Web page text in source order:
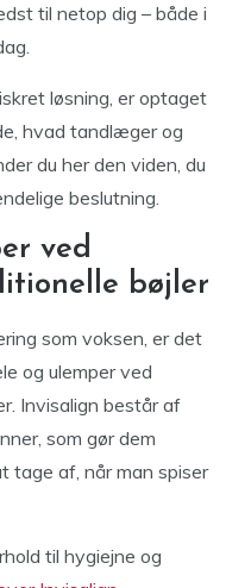
til netop dig – både i
løsning, er optaget
hvad tandlæger og
du her den viden, du
beslutning.
ved
bøjler
som voksen, er det
og ulemper ved
Invisalign består af
som gør dem
tage af, når man spiser
til hygiejne og